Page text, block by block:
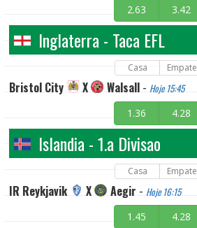
2.63 3.42
Inglaterra - Taca EFL
Casa Empate
Bristol City X Walsall - Hoje 15:45
1.36 4.28
Islandia - 1.a Divisao
Casa Empate
IR Reykjavik X Aegir - Hoje 16:15
1.45 4.28